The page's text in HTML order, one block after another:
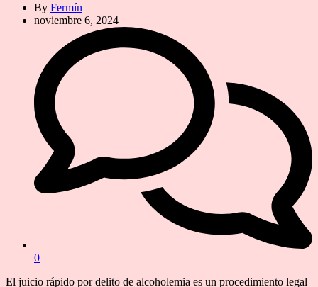
By Fermín
noviembre 6, 2024
0
El juicio rápido por delito de alcoholemia es un procedimiento legal